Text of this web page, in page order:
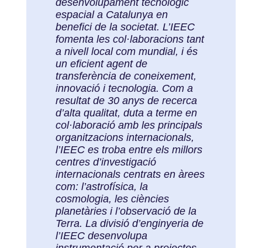
espacial a Catalunya en
benefici de la societat. L’IEEC
fomenta les col·laboracions tant
a nivell local com mundial, i és
un eficient agent de
transferència de coneixement,
innovació i tecnologia. Com a
resultat de 30 anys de recerca
d’alta qualitat, duta a terme en
col·laboració amb les principals
organitzacions internacionals,
l’IEEC es troba entre els millors
centres d’investigació
internacionals centrats en àrees
com: l’astrofísica, la
cosmologia, les ciències
planetàries i l’observació de la
Terra. La divisió d’enginyeria de
l’IEEC desenvolupa